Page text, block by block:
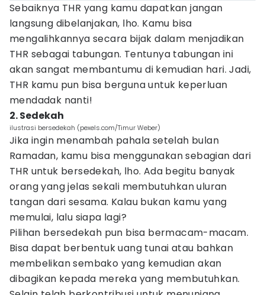
Sebaiknya THR yang kamu dapatkan jangan
langsung dibelanjakan, lho. Kamu bisa
mengalihkannya secara bijak dalam menjadikan
THR sebagai tabungan. Tentunya tabungan ini
akan sangat membantumu di kemudian hari. Jadi,
THR kamu pun bisa berguna untuk keperluan
mendadak nanti!
2. Sedekah
ilustrasi bersedekah (pexels.com/Timur Weber)
Jika ingin menambah pahala setelah bulan
Ramadan, kamu bisa menggunakan sebagian dari
THR untuk bersedekah, lho. Ada begitu banyak
orang yang jelas sekali membutuhkan uluran
tangan dari sesama. Kalau bukan kamu yang
memulai, lalu siapa lagi?
Pilihan bersedekah pun bisa bermacam-macam.
Bisa dapat berbentuk uang tunai atau bahkan
membelikan sembako yang kemudian akan
dibagikan kepada mereka yang membutuhkan.